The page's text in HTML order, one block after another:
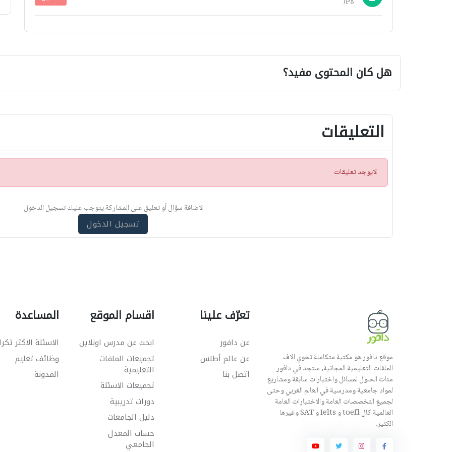
هل كان المحتوى مفيد؟
التعليقات
ت
ن
لايوجد تعليقات
لاضافة سؤال أو تعليق على المشاركة يتوجب عليك تسجيل الدخول
تسجيل الدخول
موقع دافور هو مكتبة متكاملة تحوي الاف
الملفات التعليمية المجانية, ستجد في دافور
مئات الحلول لمسائل واختبارات سابقة ومشاريع
لمواد جامعية ومدرسية في العالم العربي وحتى
لجميع التخصصات العامة والاختبارات العامة
العالمية كال toefl و Ielts و SAT وغيرها
الكثير.
تعرّف علينا
عن دافور
عن عالم أطلس
اتصل بنا
اقسام الموقع
ابحث عن مدرس اونلاين
تجميعات الملفات
التعليمية
تجميعات الاسئلة
دورات تدريبية
دليل الجامعات
حساب المعدل
الجامعي
المساعدة
الاسئلة الاكثر
وظائف تعليم
المدونة